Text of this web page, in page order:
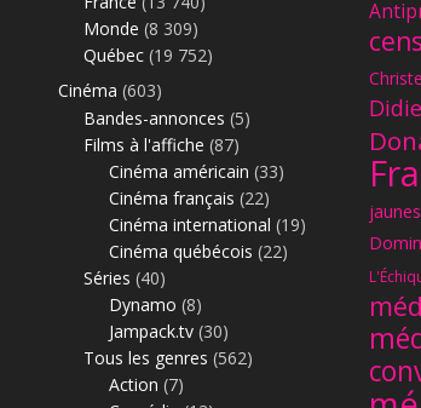
Monde (8 309)
Québec (19 752)
Cinéma (603)
Bandes-annonces (5)
Films à l'affiche (87)
Cinéma américain (33)
Cinéma français (22)
Cinéma international (19)
Cinéma québécois (22)
Séries (40)
Dynamo (8)
Jampack.tv (30)
Tous les genres (562)
Action (7)
jaunes